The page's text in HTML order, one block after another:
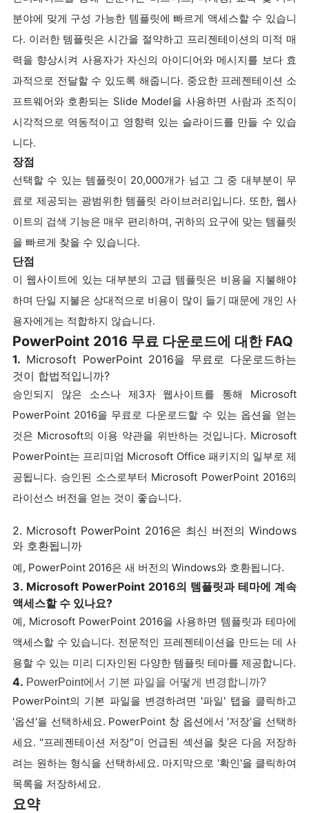
분야에 맞게 구성 가능한 템플릿에 빠르게 액세스할 수 있습니
다. 이러한 템플릿은 시간을 절약하고 프리젠테이션의 미적 매
력을 향상시켜 사용자가 자신의 아이디어와 메시지를 보다 효
과적으로 전달할 수 있도록 해줍니다. 중요한 프레젠테이션 소
프트웨어와 호환되는 Slide Model을 사용하면 사람과 조직이
시각적으로 역동적이고 영향력 있는 슬라이드를 만들 수 있습
니다.
장점
선택할 수 있는 템플릿이 20,000개가 넘고 그 중 대부분이 무
료로 제공되는 광범위한 템플릿 라이브러리입니다. 또한, 웹사
이트의 검색 기능은 매우 편리하며, 귀하의 요구에 맞는 템플릿
을 빠르게 찾을 수 있습니다.
단점
이 웹사이트에 있는 대부분의 고급 템플릿은 비용을 지불해야
하며 단일 지불은 상대적으로 비용이 많이 들기 때문에 개인 사
용자에게는 적합하지 않습니다.
PowerPoint 2016 무료 다운로드에 대한 FAQ
1. Microsoft PowerPoint 2016을 무료로 다운로드하는
것이 합법적입니까?
승인되지 않은 소스나 제3자 웹사이트를 통해 Microsoft
PowerPoint 2016을 무료로 다운로드할 수 있는 옵션을 얻는
것은 Microsoft의 이용 약관을 위반하는 것입니다. Microsoft
PowerPoint는 프리미엄 Microsoft Office 패키지의 일부로 제
공됩니다. 승인된 소스로부터 Microsoft PowerPoint 2016의
라이선스 버전을 얻는 것이 좋습니다.
2. Microsoft PowerPoint 2016은 최신 버전의 Windows
와 호환됩니까
예, PowerPoint 2016은 새 버전의 Windows와 호환됩니다.
3. Microsoft PowerPoint 2016의 템플릿과 테마에 계속
액세스할 수 있나요?
예, Microsoft PowerPoint 2016을 사용하면 템플릿과 테마에
액세스할 수 있습니다. 전문적인 프레젠테이션을 만드는 데 사
용할 수 있는 미리 디자인된 다양한 템플릿 테마를 제공합니다.
4. PowerPoint에서 기본 파일을 어떻게 변경합니까?
PowerPoint의 기본 파일을 변경하려면 '파일' 탭을 클릭하고
'옵션'을 선택하세요. PowerPoint 창 옵션에서 '저장'을 선택하
세요. "프레젠테이션 저장"이 언급된 섹션을 찾은 다음 저장하
려는 원하는 형식을 선택하세요. 마지막으로 '확인'을 클릭하여
목록을 저장하세요.
요약